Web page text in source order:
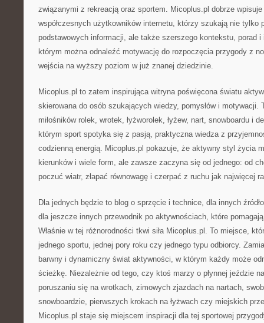
związanymi z rekreacją oraz sportem. Micoplus.pl dobrze
współczesnych użytkowników internetu, którzy szukają nie tylko
podstawowych informacji, ale także szerszego kontekstu, porad
którym można odnaleźć motywację do rozpoczęcia przygody z
wejścia na wyższy poziom w już znanej dziedzinie.
Micoplus.pl to zatem inspirująca witryna poświęcona światu
skierowana do osób szukających wiedzy, pomysłów i motywacji.
miłośników rolek, wrotek, łyżworolek, łyżew, nart, snowboardu i
którym sport spotyka się z pasją, praktyczna wiedza z
codzienną energią. Micoplus.pl pokazuje, że aktywny styl życia
kierunków i wiele form, ale zawsze zaczyna się od jednego: od
poczuć wiatr, złapać równowagę i czerpać z ruchu jak najwięcej
Dla jednych będzie to blog o sprzęcie i technice, dla innych
dla jeszcze innych przewodnik po aktywnościach, które
Właśnie w tej różnorodności tkwi siła Micoplus.pl. To miejsce,
jednego sportu, jednej pory roku czy jednego typu odbiorcy.
barwny i dynamiczny świat aktywności, w którym każdy może
ścieżkę. Niezależnie od tego, czy ktoś marzy o płynnej jeździe
poruszaniu się na wrotkach, zimowych zjazdach na nartach,
snowboardzie, pierwszych krokach na łyżwach czy miejskich
Micoplus.pl staje się miejscem inspiracji dla tej sportowej